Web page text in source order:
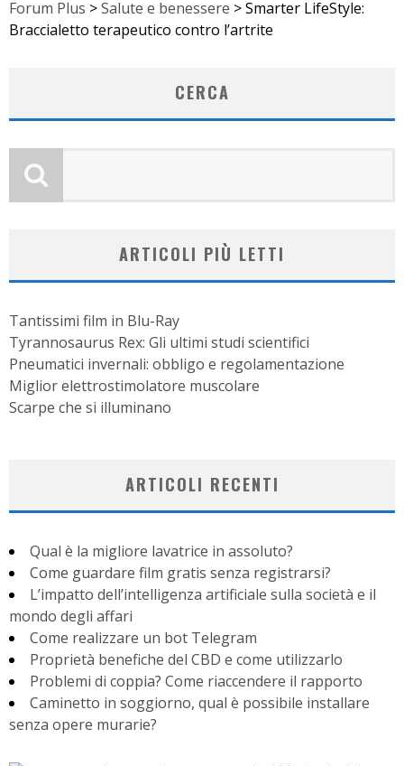
Forum Plus >Salute e benessere >Smarter LifeStyle:
Braccialetto terapeutico contro l’artrite
CERCA
ARTICOLI PIÙ LETTI
Tantissimi film in Blu-Ray
Tyrannosaurus Rex: Gli ultimi studi scientifici
Pneumatici invernali: obbligo e regolamentazione
Miglior elettrostimolatore muscolare
Scarpe che si illuminano
ARTICOLI RECENTI
Qual è la migliore lavatrice in assoluto?
Come guardare film gratis senza registrarsi?
L’impatto dell’intelligenza artificiale sulla società e il
mondo degli affari
Come realizzare un bot Telegram
Proprietà benefiche del CBD e come utilizzarlo
Problemi di coppia? Come riaccendere il rapporto
Caminetto in soggiorno, qual è possibile installare
senza opere murarie?